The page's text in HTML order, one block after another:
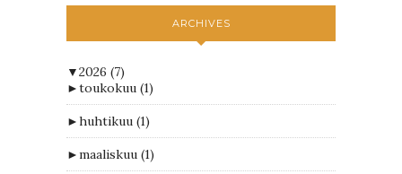
ARCHIVES
▼2026 (7)
►toukokuu (1)
►huhtikuu (1)
►maaliskuu (1)